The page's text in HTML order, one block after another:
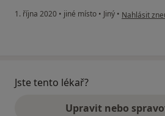
1. října 2020 • jiné místo • Jiný • podle
Nahlásit
Jste tento lékař?
Upravit nebo